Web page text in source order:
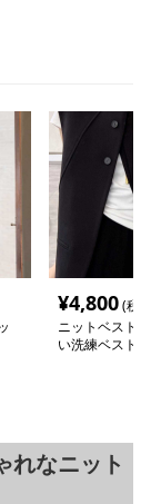
¥4,800(税
ニットベスト
い洗練ベスト
れなニット